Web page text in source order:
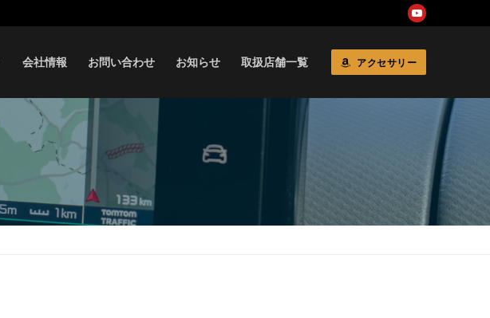
会社情報 お問い合わせ お知らせ 取扱店舗一覧 アクセサリー